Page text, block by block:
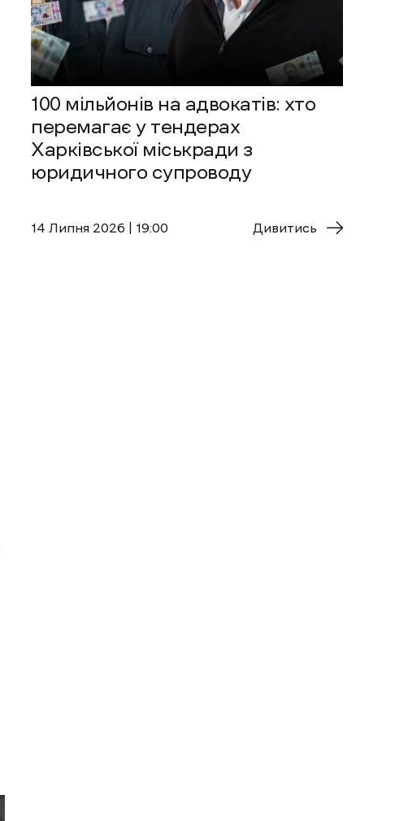
100 мільйонів на адвокатів: хто
перемагає у тендерах
Харківської міськради з
юридичного супроводу
14 Липня 2026 | 19:00 Дивитись